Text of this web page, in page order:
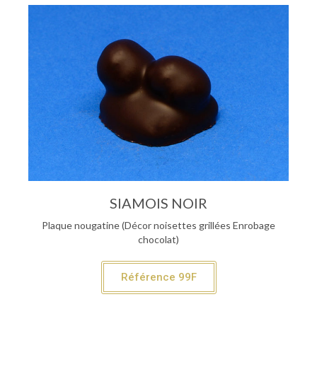
SIAMOIS NOIR
Plaque nougatine (Décor noisettes grillées Enrobage
chocolat)
Référence 99F